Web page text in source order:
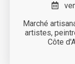
Marché
artistes,
Côte